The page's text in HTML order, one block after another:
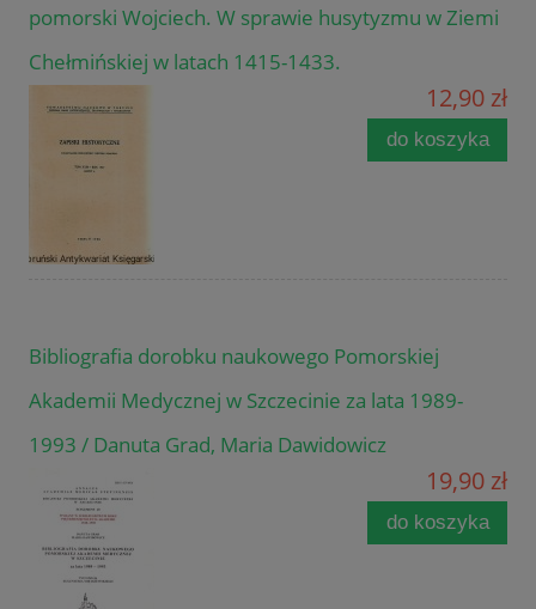
pomorski Wojciech. W sprawie husytyzmu w Ziemi
Chełmińskiej w latach 1415-1433.
12,90 zł
do koszyka
Bibliografia dorobku naukowego Pomorskiej
Akademii Medycznej w Szczecinie za lata 1989-
1993 / Danuta Grad, Maria Dawidowicz
19,90 zł
do koszyka